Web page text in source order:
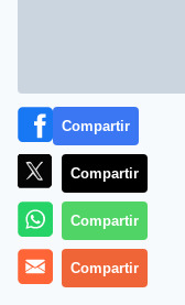
Compartir
Compartir
Compartir
Compartir